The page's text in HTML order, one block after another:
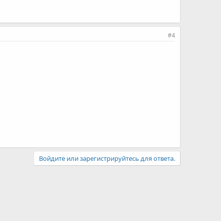
#4
Войдите или зарегистрируйтесь для ответа.